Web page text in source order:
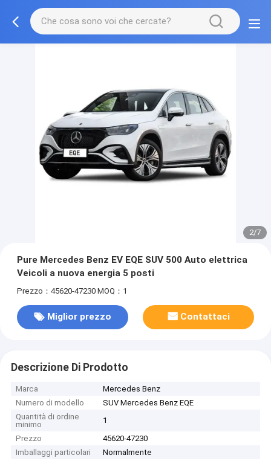
2/7
Pure Mercedes Benz EV EQE SUV 500 Auto elettrica
Veicoli a nuova energia 5 posti
Prezzo：45620-47230 MOQ：1
Miglior prezzo Contattaci
Descrizione Di Prodotto
Marca
Mercedes Benz
Numero di modello
SUV Mercedes Benz EQE
Quantità di ordine
minimo
1
Prezzo
45620-47230
Imballaggi particolari
Normalmente